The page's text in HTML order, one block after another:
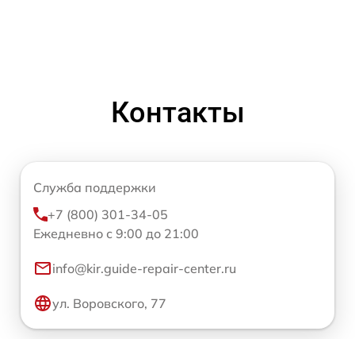
Контакты
Служба поддержки
+7 (800) 301-34-05
Ежедневно с 9:00 до 21:00
info@kir.guide-repair-center.ru
ул. Воровского, 77